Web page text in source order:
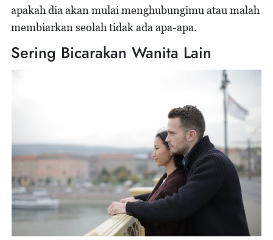
apakah dia akan mulai menghubungimu atau malah
membiarkan seolah tidak ada apa-apa.
Sering Bicarakan Wanita Lain